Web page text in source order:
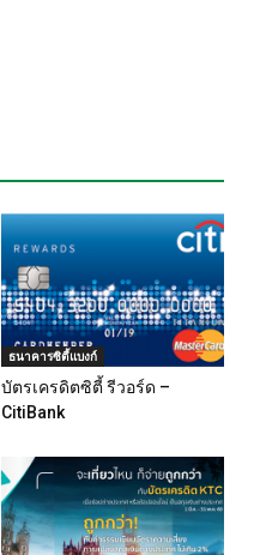
ธนาคารซิตี้แบงก์
บัตรเครดิตซิตี้ รีวอร์ด –
CitiBank